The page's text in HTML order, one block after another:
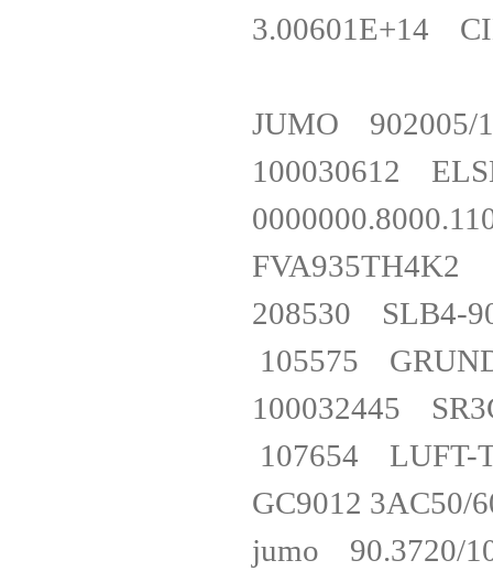
3.00601E+14
JUMO
100030612
208530
105575
100032445
107654
GC9012
jumo 90.3720/